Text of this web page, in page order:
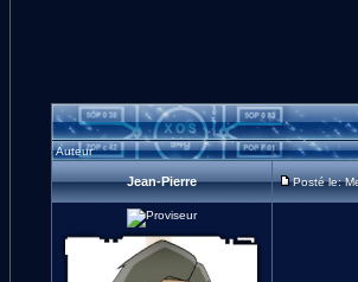
Auteur
Jean-Pierre Posté le: